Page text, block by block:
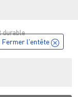
durable
Fermer l'entête